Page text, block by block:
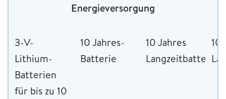
Energieversorgung
3-V-
Lithium-
Batterien
für bis zu 10
10 Jahres-
Batterie
10 Jahres
Langzeitbatterie
10